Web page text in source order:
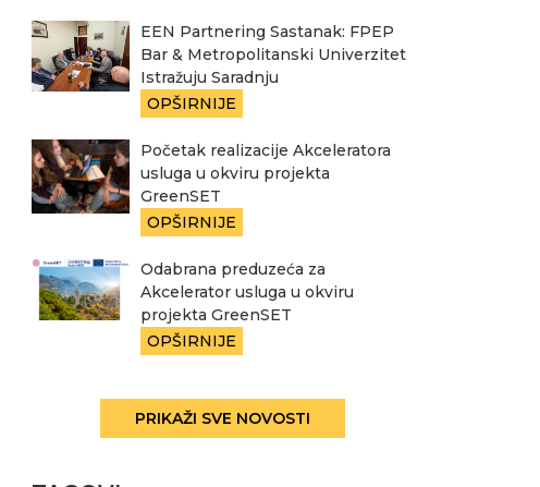
EEN Partnering Sastanak: FPEP
Bar & Metropolitanski Univerzitet
Istražuju Saradnju
OPŠIRNIJE
Početak realizacije Akceleratora
usluga u okviru projekta
GreenSET
OPŠIRNIJE
Odabrana preduzeća za
Akcelerator usluga u okviru
projekta GreenSET
OPŠIRNIJE
PRIKAŽI SVE NOVOSTI